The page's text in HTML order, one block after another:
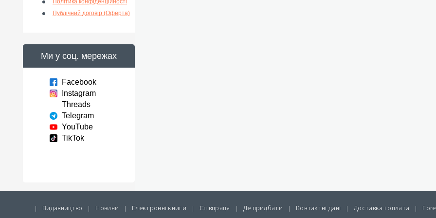
Політика конфіденційності
Публічний договір (Оферта)
Ми у соц. мережах
Facebook
Instagram
Threads
Telegram
YouTube
TikTok
| Видавництво | Новини | Електронні книги | Співпраця | Де придбати | Контактні дані | Доставка і оплата |